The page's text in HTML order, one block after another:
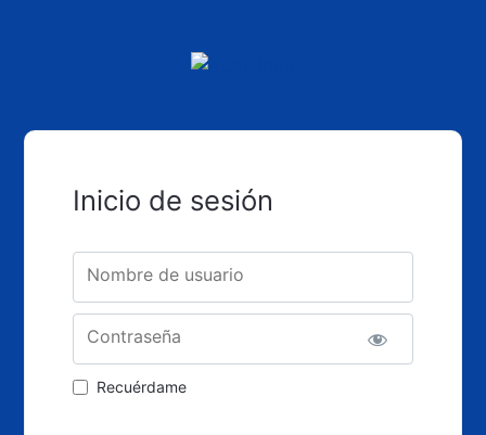
Inicio de sesión
Nombre de usuario
Contraseña
Recuérdame